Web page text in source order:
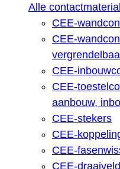
Alle
CEE-
CEE-
CEE-
CEE-
aanbouw,
CEE-stekers
CEE-
CEE-
CEE-